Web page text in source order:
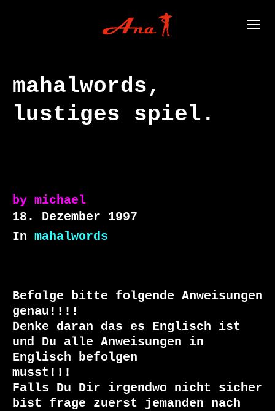
mahalwords,
lustiges spiel.
by michael
18. Dezember 1997
In mahalwords
Befolge bitte folgende Anweisungen
genau!!!!
Denke daran das es Englisch ist
und Du alle Anweisungen in
Englisch befolgen
musst!!!
Falls Du Dir irgendwo nicht sicher
bist frage zuerst jemanden nach